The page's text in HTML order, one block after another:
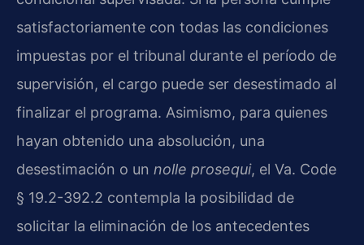
satisfactoriamente con todas las condiciones
impuestas por el tribunal durante el período de
supervisión, el cargo puede ser desestimado al
finalizar el programa. Asimismo, para quienes
hayan obtenido una absolución, una
desestimación o un nolle prosequi, el Va. Code
§ 19.2-392.2 contempla la posibilidad de
solicitar la eliminación de los antecedentes